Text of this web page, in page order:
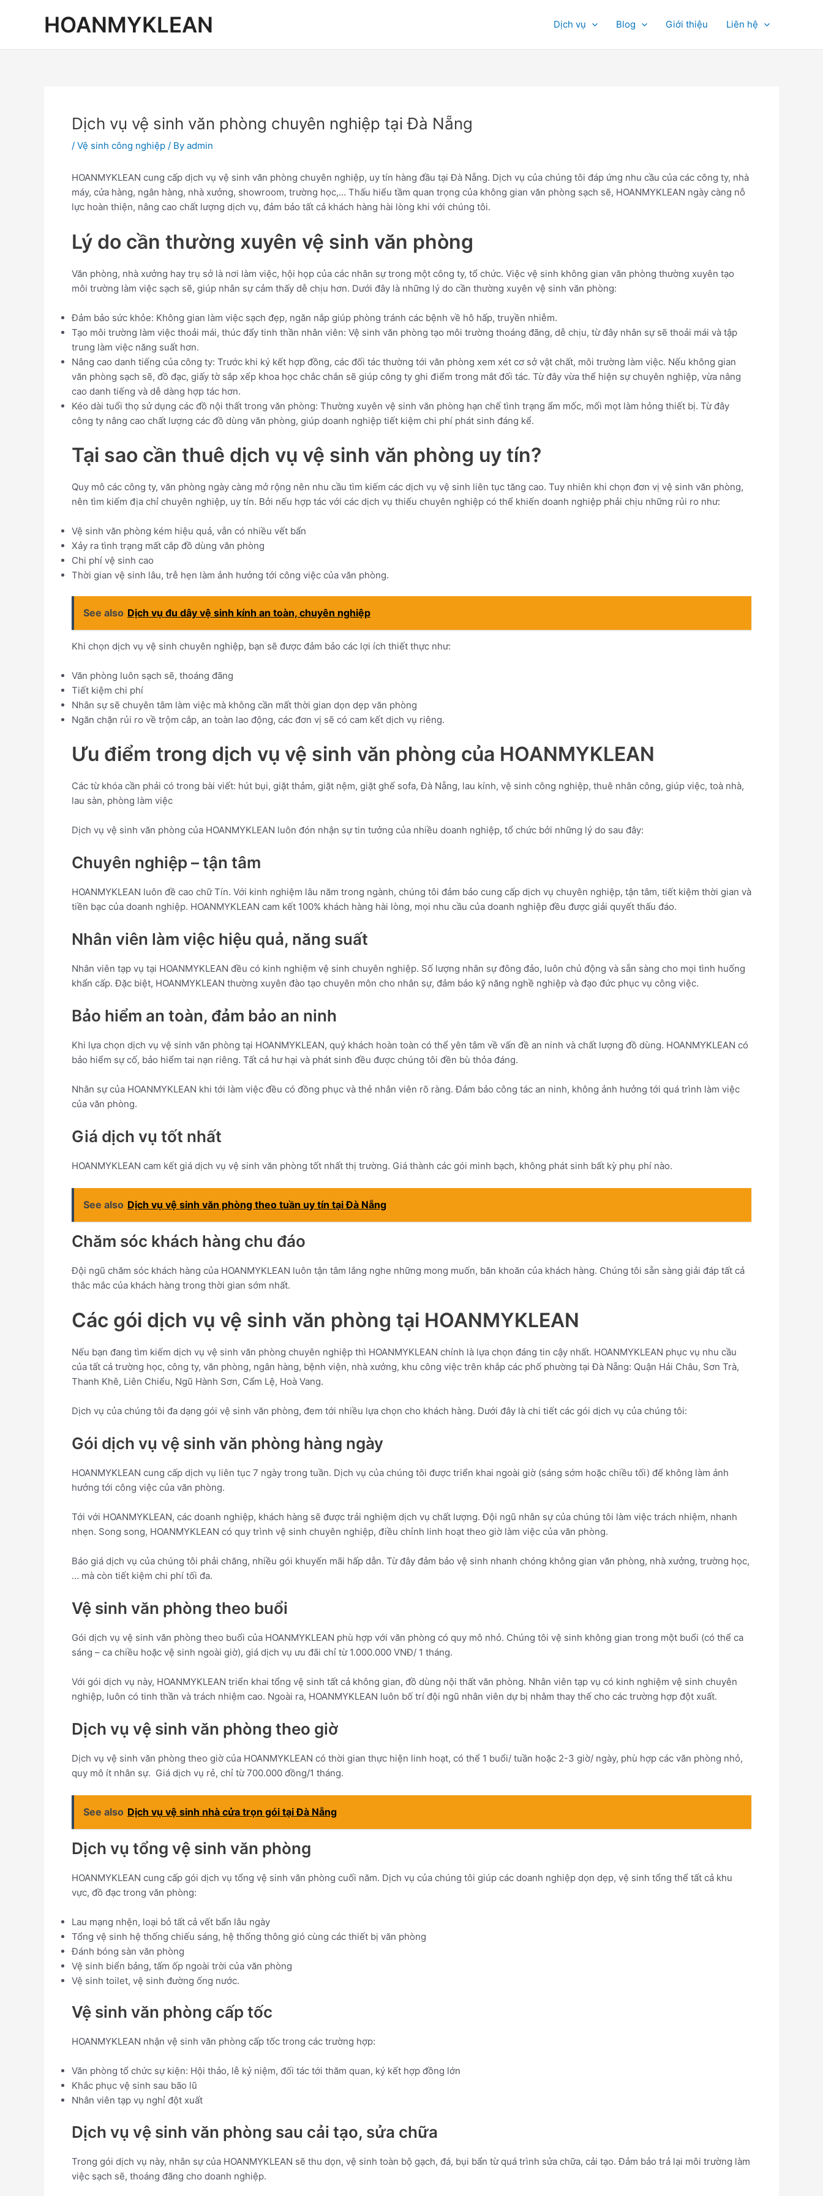
HOANMYKLEAN Dịch vụ Blog Giới thiệu Liên hệ
Dịch vụ vệ sinh văn phòng chuyên nghiệp tại Đà Nẵng
/ Vệ sinh công nghiệp / By admin
HOANMYKLEAN cung cấp dịch vụ vệ sinh văn phòng chuyên nghiệp, uy tín hàng đầu tại Đà Nẵng. Dịch vụ của chúng tôi đáp ứng nhu cầu của các công ty, nhà
máy, cửa hàng, ngân hàng, nhà xưởng, showroom, trường học,… Thấu hiểu tầm quan trọng của không gian văn phòng sạch sẽ, HOANMYKLEAN ngày càng nỗ
lực hoàn thiện, nâng cao chất lượng dịch vụ, đảm bảo tất cả khách hàng hài lòng khi với chúng tôi.
Lý do cần thường xuyên vệ sinh văn phòng
Văn phòng, nhà xưởng hay trụ sở là nơi làm việc, hội họp của các nhân sự trong một công ty, tổ chức. Việc vệ sinh không gian văn phòng thường xuyên tạo
môi trường làm việc sạch sẽ, giúp nhân sự cảm thấy dễ chịu hơn. Dưới đây là những lý do cần thường xuyên vệ sinh văn phòng:
Đảm bảo sức khỏe: Không gian làm việc sạch đẹp, ngăn nắp giúp phòng tránh các bệnh về hô hấp, truyền nhiễm.
Tạo môi trường làm việc thoải mái, thúc đẩy tinh thần nhân viên: Vệ sinh văn phòng tạo môi trường thoáng đãng, dễ chịu, từ đây nhân sự sẽ thoải mái và tập
trung làm việc năng suất hơn.
Nâng cao danh tiếng của công ty: Trước khi ký kết hợp đồng, các đối tác thường tới văn phòng xem xét cơ sở vật chất, môi trường làm việc. Nếu không gian
văn phòng sạch sẽ, đồ đạc, giấy tờ sắp xếp khoa học chắc chắn sẽ giúp công ty ghi điểm trong mắt đối tác. Từ đây vừa thể hiện sự chuyên nghiệp, vừa nâng
cao danh tiếng và dễ dàng hợp tác hơn.
Kéo dài tuổi thọ sử dụng các đồ nội thất trong văn phòng: Thường xuyên vệ sinh văn phòng hạn chế tình trạng ẩm mốc, mối mọt làm hỏng thiết bị. Từ đây
công ty nâng cao chất lượng các đồ dùng văn phòng, giúp doanh nghiệp tiết kiệm chi phí phát sinh đáng kể.
Tại sao cần thuê dịch vụ vệ sinh văn phòng uy tín?
Quy mô các công ty, văn phòng ngày càng mở rộng nên nhu cầu tìm kiếm các dịch vụ vệ sinh liên tục tăng cao. Tuy nhiên khi chọn đơn vị vệ sinh văn phòng,
nên tìm kiếm địa chỉ chuyên nghiệp, uy tín. Bởi nếu hợp tác với các dịch vụ thiếu chuyên nghiệp có thể khiến doanh nghiệp phải chịu những rủi ro như:
Vệ sinh văn phòng kém hiệu quả, vẫn có nhiều vết bẩn
Xảy ra tình trạng mất cắp đồ dùng văn phòng
Chi phí vệ sinh cao
Thời gian vệ sinh lâu, trễ hẹn làm ảnh hưởng tới công việc của văn phòng.
See also Dịch vụ đu dây vệ sinh kính an toàn, chuyên nghiệp
Khi chọn dịch vụ vệ sinh chuyên nghiệp, bạn sẽ được đảm bảo các lợi ích thiết thực như:
Văn phòng luôn sạch sẽ, thoáng đãng
Tiết kiệm chi phí
Nhân sự sẽ chuyên tâm làm việc mà không cần mất thời gian dọn dẹp văn phòng
Ngăn chặn rủi ro về trộm cắp, an toàn lao động, các đơn vị sẽ có cam kết dịch vụ riêng.
Ưu điểm trong dịch vụ vệ sinh văn phòng của HOANMYKLEAN
Các từ khóa cần phải có trong bài viết: hút bụi, giặt thảm, giặt nệm, giặt ghế sofa, Đà Nẵng, lau kính, vệ sinh công nghiệp, thuê nhân công, giúp việc, toà nhà,
lau sàn, phòng làm việc
Dịch vụ vệ sinh văn phòng của HOANMYKLEAN luôn đón nhận sự tin tưởng của nhiều doanh nghiệp, tổ chức bởi những lý do sau đây:
Chuyên nghiệp – tận tâm
HOANMYKLEAN luôn đề cao chữ Tín. Với kinh nghiệm lâu năm trong ngành, chúng tôi đảm bảo cung cấp dịch vụ chuyên nghiệp, tận tâm, tiết kiệm thời gian và
tiền bạc của doanh nghiệp. HOANMYKLEAN cam kết 100% khách hàng hài lòng, mọi nhu cầu của doanh nghiệp đều được giải quyết thấu đáo.
Nhân viên làm việc hiệu quả, năng suất
Nhân viên tạp vụ tại HOANMYKLEAN đều có kinh nghiệm vệ sinh chuyên nghiệp. Số lượng nhân sự đông đảo, luôn chủ động và sẵn sàng cho mọi tình huống
khẩn cấp. Đặc biệt, HOANMYKLEAN thường xuyên đào tạo chuyên môn cho nhân sự, đảm bảo kỹ năng nghề nghiệp và đạo đức phục vụ công việc.
Bảo hiểm an toàn, đảm bảo an ninh
Khi lựa chọn dịch vụ vệ sinh văn phòng tại HOANMYKLEAN, quý khách hoàn toàn có thể yên tâm về vấn đề an ninh và chất lượng đồ dùng. HOANMYKLEAN có
bảo hiểm sự cố, bảo hiểm tai nạn riêng. Tất cả hư hại và phát sinh đều được chúng tôi đền bù thỏa đáng.
Nhân sự của HOANMYKLEAN khi tới làm việc đều có đồng phục và thẻ nhân viên rõ ràng. Đảm bảo công tác an ninh, không ảnh hưởng tới quá trình làm việc
của văn phòng.
Giá dịch vụ tốt nhất
HOANMYKLEAN cam kết giá dịch vụ vệ sinh văn phòng tốt nhất thị trường. Giá thành các gói minh bạch, không phát sinh bất kỳ phụ phí nào.
See also Dịch vụ vệ sinh văn phòng theo tuần uy tín tại Đà Nẵng
Chăm sóc khách hàng chu đáo
Đội ngũ chăm sóc khách hàng của HOANMYKLEAN luôn tận tâm lắng nghe những mong muốn, băn khoăn của khách hàng. Chúng tôi sẵn sàng giải đáp tất cả
thắc mắc của khách hàng trong thời gian sớm nhất.
Các gói dịch vụ vệ sinh văn phòng tại HOANMYKLEAN
Nếu bạn đang tìm kiếm dịch vụ vệ sinh văn phòng chuyên nghiệp thì HOANMYKLEAN chính là lựa chọn đáng tin cậy nhất. HOANMYKLEAN phục vụ nhu cầu
của tất cả trường học, công ty, văn phòng, ngân hàng, bệnh viện, nhà xưởng, khu công việc trên khắp các phố phường tại Đà Nẵng: Quận Hải Châu, Sơn Trà,
Thanh Khê, Liên Chiểu, Ngũ Hành Sơn, Cẩm Lệ, Hoà Vang.
Dịch vụ của chúng tôi đa dạng gói vệ sinh văn phòng, đem tới nhiều lựa chọn cho khách hàng. Dưới đây là chi tiết các gói dịch vụ của chúng tôi:
Gói dịch vụ vệ sinh văn phòng hàng ngày
HOANMYKLEAN cung cấp dịch vụ liên tục 7 ngày trong tuần. Dịch vụ của chúng tôi được triển khai ngoài giờ (sáng sớm hoặc chiều tối) để không làm ảnh
hưởng tới công việc của văn phòng.
Tới với HOANMYKLEAN, các doanh nghiệp, khách hàng sẽ được trải nghiệm dịch vụ chất lượng. Đội ngũ nhân sự của chúng tôi làm việc trách nhiệm, nhanh
nhẹn. Song song, HOANMYKLEAN có quy trình vệ sinh chuyên nghiệp, điều chỉnh linh hoạt theo giờ làm việc của văn phòng.
Báo giá dịch vụ của chúng tôi phải chăng, nhiều gói khuyến mãi hấp dẫn. Từ đây đảm bảo vệ sinh nhanh chóng không gian văn phòng, nhà xưởng, trường học,
… mà còn tiết kiệm chi phí tối đa.
Vệ sinh văn phòng theo buổi
Gói dịch vụ vệ sinh văn phòng theo buổi của HOANMYKLEAN phù hợp với văn phòng có quy mô nhỏ. Chúng tôi vệ sinh không gian trong một buổi (có thể ca
sáng – ca chiều hoặc vệ sinh ngoài giờ), giá dịch vụ ưu đãi chỉ từ 1.000.000 VNĐ/ 1 tháng.
Với gói dịch vụ này, HOANMYKLEAN triển khai tổng vệ sinh tất cả không gian, đồ dùng nội thất văn phòng. Nhân viên tạp vụ có kinh nghiệm vệ sinh chuyên
nghiệp, luôn có tinh thần và trách nhiệm cao. Ngoài ra, HOANMYKLEAN luôn bố trí đội ngũ nhân viên dự bị nhằm thay thế cho các trường hợp đột xuất.
Dịch vụ vệ sinh văn phòng theo giờ
Dịch vụ vệ sinh văn phòng theo giờ của HOANMYKLEAN có thời gian thực hiện linh hoạt, có thể 1 buổi/ tuần hoặc 2-3 giờ/ ngày, phù hợp các văn phòng nhỏ,
quy mô ít nhân sự. Giá dịch vụ rẻ, chỉ từ 700.000 đồng/1 tháng.
See also Dịch vụ vệ sinh nhà cửa trọn gói tại Đà Nẵng
Dịch vụ tổng vệ sinh văn phòng
HOANMYKLEAN cung cấp gói dịch vụ tổng vệ sinh văn phòng cuối năm. Dịch vụ của chúng tôi giúp các doanh nghiệp dọn dẹp, vệ sinh tổng thể tất cả khu
vực, đồ đạc trong văn phòng:
Lau mạng nhện, loại bỏ tất cả vết bẩn lâu ngày
Tổng vệ sinh hệ thống chiếu sáng, hệ thống thông gió cùng các thiết bị văn phòng
Đánh bóng sàn văn phòng
Vệ sinh biển bảng, tấm ốp ngoài trời của văn phòng
Vệ sinh toilet, vệ sinh đường ống nước.
Vệ sinh văn phòng cấp tốc
HOANMYKLEAN nhận vệ sinh văn phòng cấp tốc trong các trường hợp:
Văn phòng tổ chức sự kiện: Hội thảo, lễ kỷ niệm, đối tác tới thăm quan, ký kết hợp đồng lớn
Khắc phục vệ sinh sau bão lũ
Nhân viên tạp vụ nghỉ đột xuất
Dịch vụ vệ sinh văn phòng sau cải tạo, sửa chữa
Trong gói dịch vụ này, nhân sự của HOANMYKLEAN sẽ thu dọn, vệ sinh toàn bộ gạch, đá, bụi bẩn từ quá trình sửa chữa, cải tạo. Đảm bảo trả lại môi trường làm
việc sạch sẽ, thoáng đãng cho doanh nghiệp.
navigation